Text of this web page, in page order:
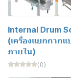
Internal Drum
(เครื่องแยกกากแ
ภายใน)
(0)